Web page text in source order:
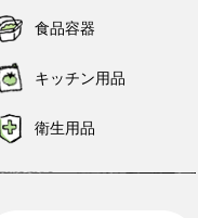
食品容器
キッチン用品
衛生用品